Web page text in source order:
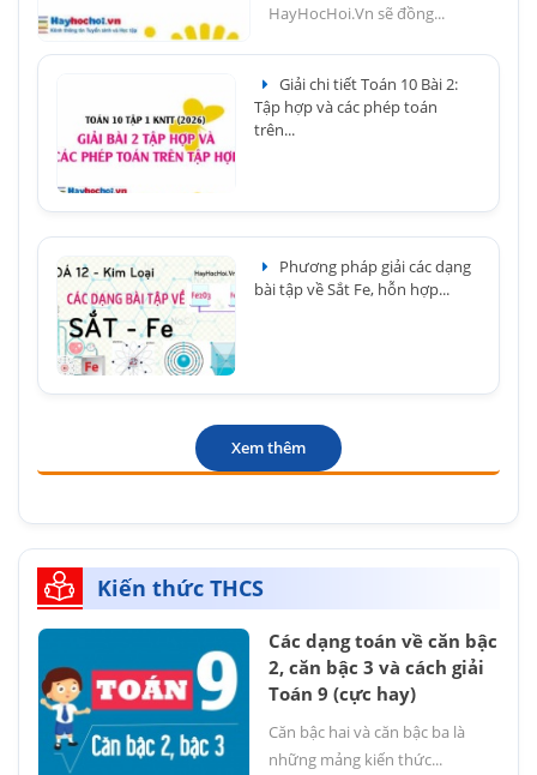
HayHocHoi.Vn sẽ đồng...
Giải chi tiết Toán 10 Bài 2:
Tập hợp và các phép toán
trên...
Phương pháp giải các dạng
bài tập về Sắt Fe, hỗn hợp...
Xem thêm
Kiến thức THCS
Các dạng toán về căn bậc
2, căn bậc 3 và cách giải
Toán 9 (cực hay)
Căn bậc hai và căn bậc ba là
những mảng kiến thức...